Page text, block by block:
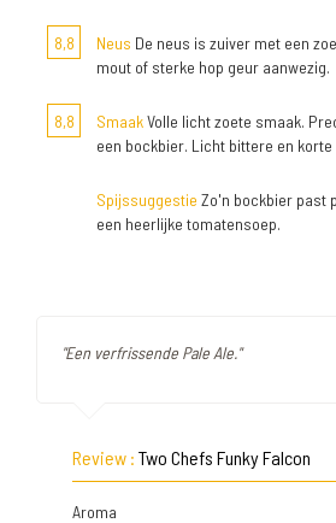
8,8 Neus De neus is zuiver met een
mout of sterke hop geur aanwezig.
8,8 SmaakVolle licht zoete smaak.
een bockbier. Licht bittere en korte
Spijssuggestie Zo'n bockbier past
een heerlijke tomatensoep.
"Een verfrissende Pale Ale."
Review : Two Chefs Funky Falcon
Aroma